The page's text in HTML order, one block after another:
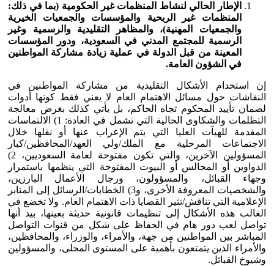
الإطار الحالي لنشاط المنظمات غير الحكومية (بما في ذلك:
المنظمات غير الربحية والمؤسسات والجمعيات الخيرية
والجمعيات المهنية)، والمظاهر التقليدية والرسمية وغير
الرسمية للمجتمع المدني في السعودية، ودور المؤسسات
المعينة من قبل الدولة في عملية زيادة مشاركة المواطنين
في الشؤون العامة.
إن استخدام الأشكال التقليدية من مشاركة المواطنين في
النقاشات حول مسائل الاهتمام العام لا يعني فقط كونها أدوات
لضمان تأييد المحكوم تجاه الحاكم، بل يأتي كذلك بغرض معالجة
التظلمات والشكاوى الحالية التي تشمل في العادة: 1) الالتماسات
المقدمة للهيآت العليا التي يتم الإعراب عنها أو نقلها خلال
الاجتماعات المرحلية مع الملك/ولي العهد/المحافظين/كبار
المسؤولين الآخرين، والتي تكون مفتوحة لعامة السعوديين، 2)
الدواوين أو المجالس أو البيوت المفتوحة التي ينظمها باستمرار
وجهاء القبائل، والمسؤولون، ورجال الأعمال البارزين،
والشخصيات المعروفة الأخرى، و3) الخطابات/الرسائل إلى المنابر
الإعلامية التي تناقش/تثير القضايا ذات الاهتمام العام. ولا تخضع في
الغالب هذه الأشكال إلى تنظيمات قانونية حديثة بعينها، بيد أنها
تواصل لعب دور هام في الحفاظ على شكل من قنوات التواصل
المباشر بين المواطنين من جهة، والأمراء، والوزراء، والمحافظين،
والأمراء الذين يتمتعون بأهمية على المستوى المحلى، والمسؤولين
وشيوخ القبائل.